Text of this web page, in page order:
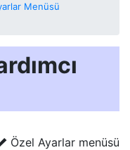
Menüsü
Özel Ayarlar menüsü